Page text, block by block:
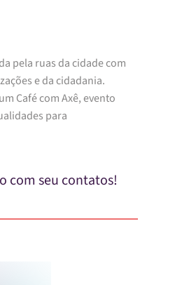
pela ruas da cidade com
e da cidadania.
Café com Axê, evento
para
com seu contatos!